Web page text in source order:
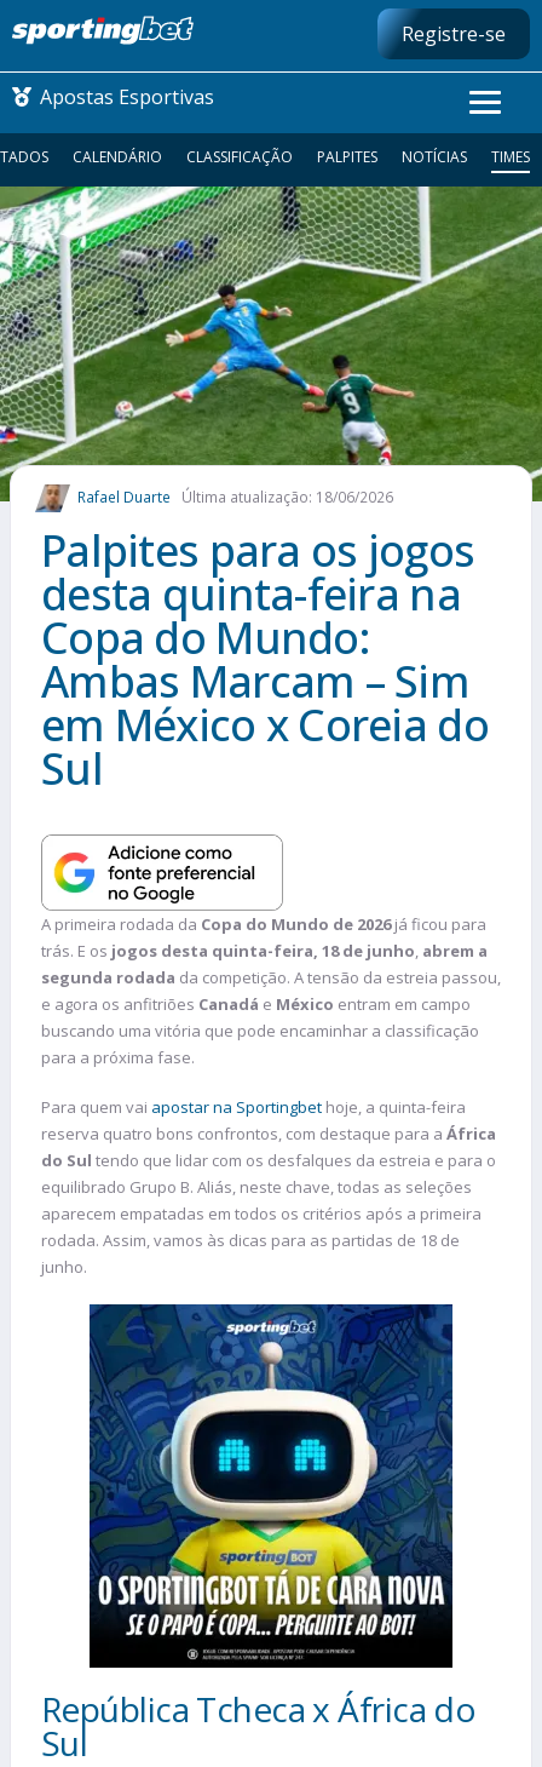
Registre-se
Apostas Esportivas
CONMEBOL LIBERTADORES
FUTEBOL NACIONAL
FUTEBOL INTERNACIONAL
COMO APOSTAR
MAIS ESPORTES
CALENDÁRIO CLASSIFICAÇÃO PALPITES NOTÍCIAS TIMES
Rafael Duarte Última atualização: 18/06/2026
Palpites para os jogos
desta quinta-feira na
Copa do Mundo:
Ambas Marcam – Sim
em México x Coreia do
Sul
A primeira rodada da Copa do Mundo de 2026já ficou para
trás. E os jogos desta quinta-feira, 18 de junho, abrem a
segunda rodada da competição. A tensão da estreia passou,
e agora os anfitriões Canadá e México entram em campo
buscando uma vitória que pode encaminhar a classificação
para a próxima fase.
Para quem vai apostar na Sportingbet hoje, a quinta-feira
reserva quatro bons confrontos, com destaque para a África
do Sul tendo que lidar com os desfalques da estreia e para o
equilibrado Grupo B. Aliás, neste chave, todas as seleções
aparecem empatadas em todos os critérios após a primeira
rodada. Assim, vamos às dicas para as partidas de 18 de
junho.
República Tcheca x África do
Sul